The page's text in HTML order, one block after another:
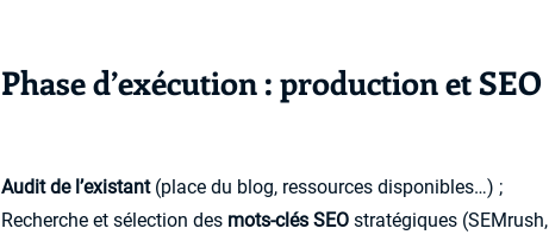
Phase d’exécution : production et SEO
Audit de l’existant(place du blog, ressources disponibles…) ;
Recherche et sélection des mots-clés SEO stratégiques (SEMrush,